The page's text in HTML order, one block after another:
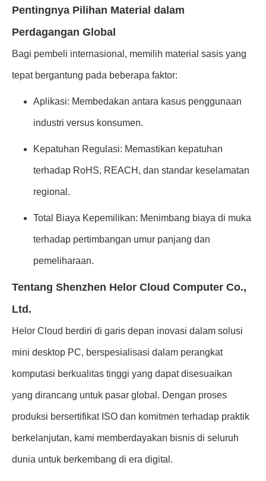
Pentingnya Pilihan Material dalam
Perdagangan Global
Bagi pembeli internasional, memilih material sasis yang
tepat bergantung pada beberapa faktor:
Aplikasi: Membedakan antara kasus penggunaan
industri versus konsumen.
Kepatuhan Regulasi: Memastikan kepatuhan
terhadap RoHS, REACH, dan standar keselamatan
regional.
Total Biaya Kepemilikan: Menimbang biaya di muka
terhadap pertimbangan umur panjang dan
pemeliharaan.
Tentang Shenzhen Helor Cloud Computer Co.,
Ltd.
Helor Cloud berdiri di garis depan inovasi dalam solusi
mini desktop PC, berspesialisasi dalam perangkat
komputasi berkualitas tinggi yang dapat disesuaikan
yang dirancang untuk pasar global. Dengan proses
produksi bersertifikat ISO dan komitmen terhadap praktik
berkelanjutan, kami memberdayakan bisnis di seluruh
dunia untuk berkembang di era digital.